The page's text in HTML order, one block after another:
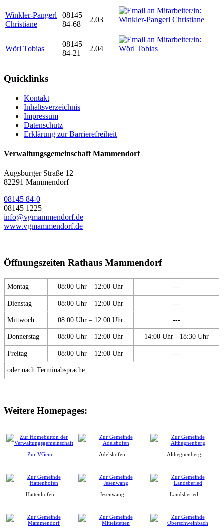
Winkler-Pangerl
Christiane
08145
84-68
2.03
Wörl Tobias
08145
84-21
2.04
Quicklinks
Kontakt
Inhaltsverzeichnis
Impressum
Datenschutz
Erklärung zur Barrierefreiheit
Verwaltungsgemeinschaft Mammendorf
Augsburger Straße 12
82291 Mammendorf
08145 84-0
08145 1225
info@vgmammendorf.de
www.vgmammendorf.de
Öffnungszeiten Rathaus Mammendorf
Montag 08:00 Uhr – 12:00 Uhr ---
Dienstag 08:00 Uhr – 12:00 Uhr ---
Mittwoch 08:00 Uhr – 12:00 Uhr ---
Donnerstag 08:00 Uhr – 12:00 Uhr 14:00 Uhr - 18:30 Uhr
Freitag 08:00 Uhr – 12:00 Uhr ---
oder nach Terminabsprache
Weitere Homepages:
Zur VGem Adelshofen Althegnenberg
Hattenhofen Jesenwang Landsberied